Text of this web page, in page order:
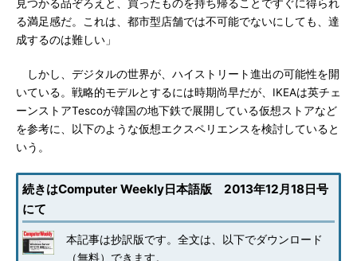
見つかる品ぞろえと、買ったものを持ち帰ることですぐに得られ
る満足感だ。これは、都市型店舗では不可能でないにしても、達
成するのは難しい」
しかし、デジタルの世界が、ハイストリート進出の可能性を開
いている。戦略的モデルとするには時期尚早だが、IKEAは英チェ
ーンストアTescoが韓国の地下鉄で展開している仮想ストアなど
を参考に、以下のような仮想エクスペリエンスを検討していると
いう。
続きはComputer Weekly日本語版 2013年12月18日号
にて
本記事は抄訳版です。全文は、以下でダウンロード
（無料）できます。